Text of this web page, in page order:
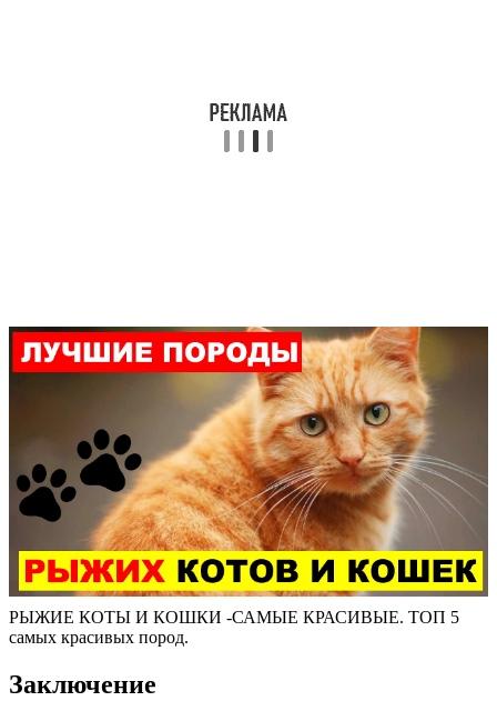
РЫЖИЕ КОТЫ И КОШКИ -САМЫЕ КРАСИВЫЕ. ТОП 5
самых красивых пород.
Заключение